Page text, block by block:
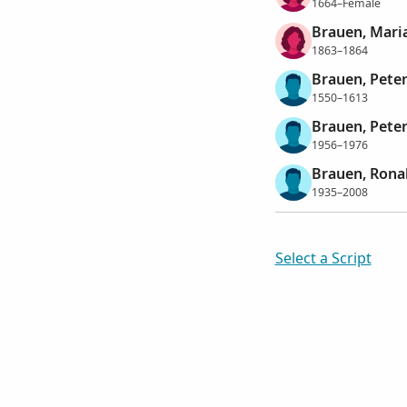
Brauen,
1863–1864
Brauen, Peter
1550–1613
Brauen, Peter
1956–1976
Brauen,
1935–2008
Select a Script